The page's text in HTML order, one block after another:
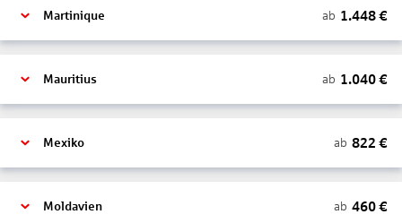
Martinique ab 1.448€
Mauritius ab 1.040€
Mexiko ab 822 €
Moldavien ab 460€